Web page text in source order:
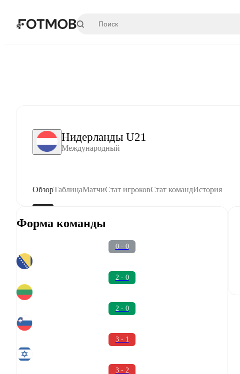
Нидерланды U21
Международный
ОбзорТаблицаМатчиСтат игроковСтат командИстория
Форма команды
0 - 0
2 - 0
2 - 0
3 - 1
3 - 2